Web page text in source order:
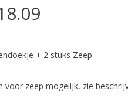
Huidige
is:
€18.09.
+ 2 stuks Zeep
voor zeep mogelijk, zie